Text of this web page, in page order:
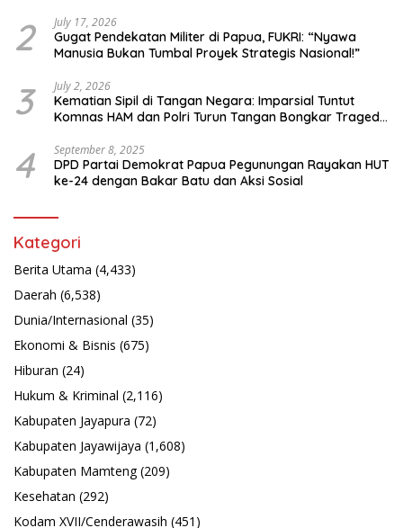
2 July 17, 2026
Gugat Pendekatan Militer di Papua, FUKRI: “Nyawa
Manusia Bukan Tumbal Proyek Strategis Nasional!”
3 July 2, 2026
Kematian Sipil di Tangan Negara: Imparsial Tuntut
Komnas HAM dan Polri Turun Tangan Bongkar Tragedi
4 September 8, 2025
DPD Partai Demokrat Papua Pegunungan Rayakan HUT
ke-24 dengan Bakar Batu dan Aksi Sosial
Kategori
Berita Utama (4,433)
Daerah (6,538)
Dunia/Internasional (35)
Ekonomi & Bisnis (675)
Hiburan (24)
Hukum & Kriminal (2,116)
Kabupaten Jayapura (72)
Kabupaten Jayawijaya (1,608)
Kabupaten Mamteng(209)
Kesehatan (292)
Kodam XVII/Cenderawasih (451)